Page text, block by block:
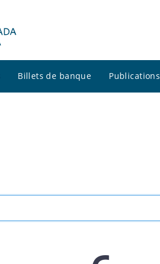
Billets de banque Publications